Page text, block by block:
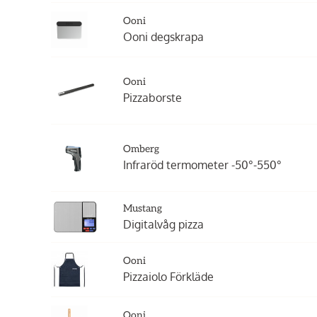
Ooni
Ooni degskrapa
Ooni
Pizzaborste
Omberg
Infraröd termometer -50°-550°
Mustang
Digitalvåg pizza
Ooni
Pizzaiolo Förkläde